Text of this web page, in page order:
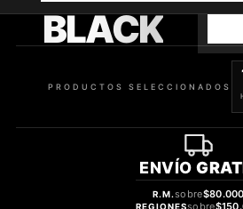
BLACK
PRODUCTOS SELECCIONADOS
ENVÍO
R.M.sobre$80.000
REGIONESsobre